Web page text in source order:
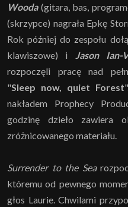
Wooda(gitara, bas,
(skrzypce) nagrała Epkę
Rok później do zespołu
klawiszowe) i
Jason Ian-
rozpoczęli pracę nad
"Sleep now, quiet Forest
nakładem Prophecy
godzinę dzieło zawiera
zróżnicowanego materiału.
Surrender to the Sea
któremu od pewnego
głos Laurie. Chwilami